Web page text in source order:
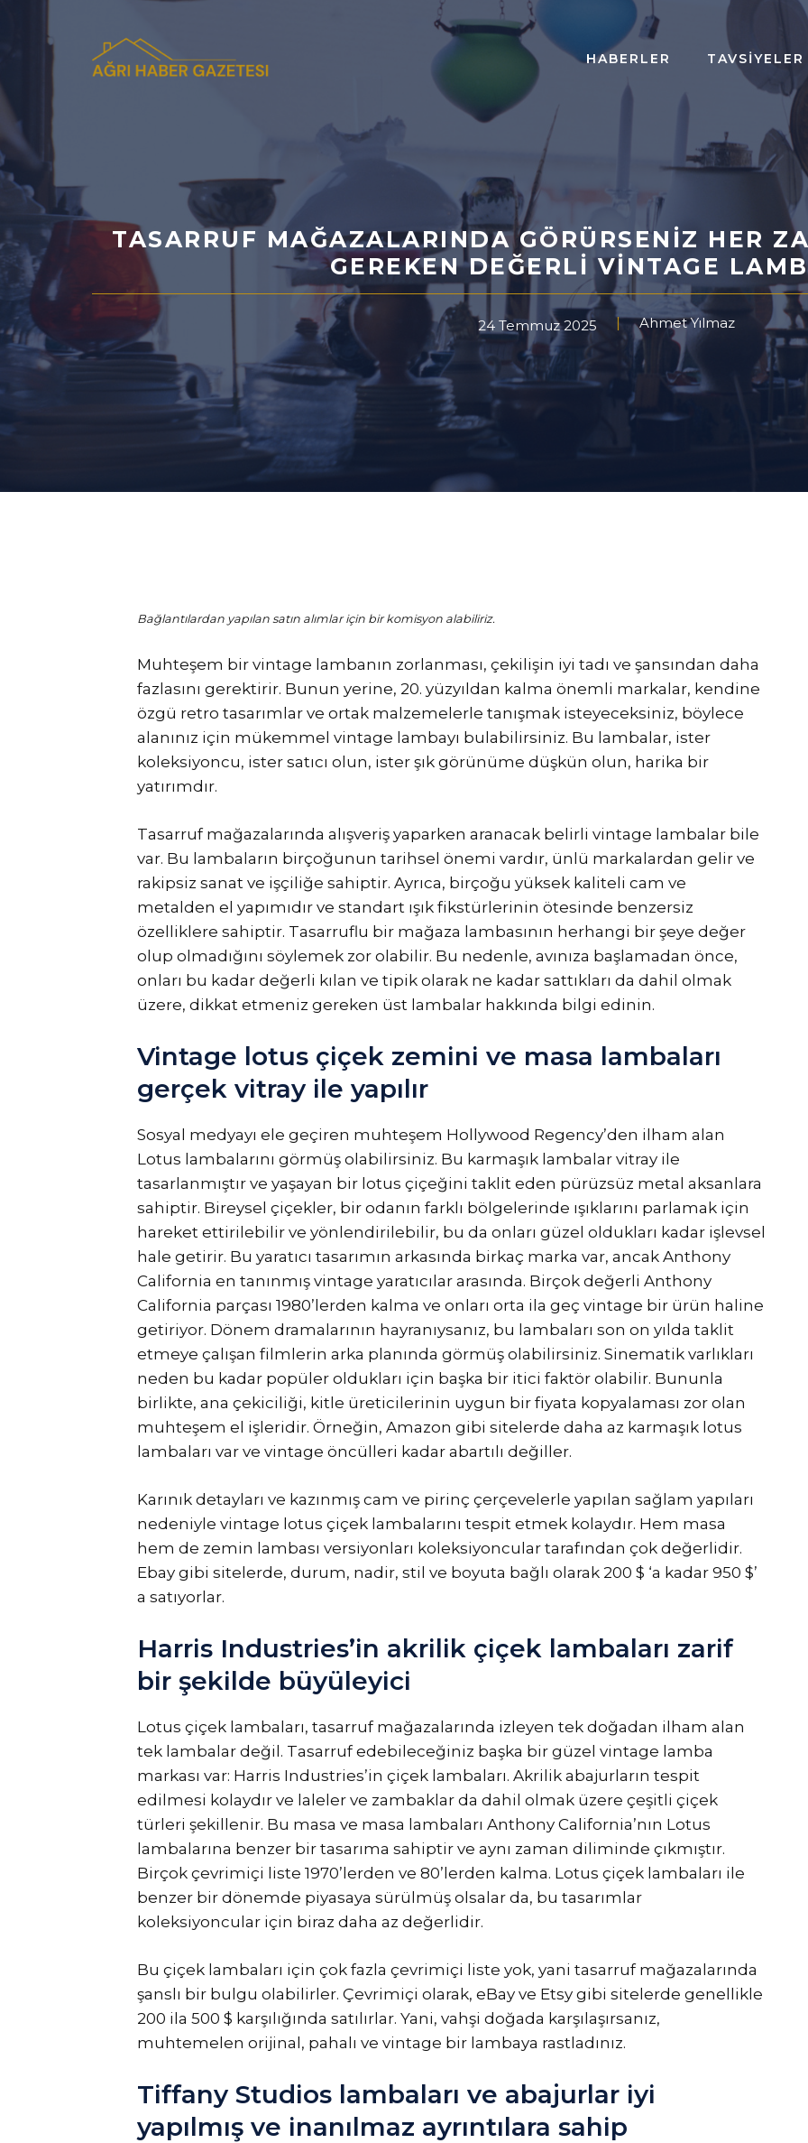
HABERLER TAVSIYELER
TASARRUF MAĞAZALARINDA GÖRÜRSENIZ HER
GEREKEN DEĞERLI VINTAGE
24 Temmuz 2025 Ahmet Yılmaz
Bağlantılardan yapılan satın alımlar için bir komisyon alabiliriz.
Muhteşem bir vintage lambanın zorlanması, çekilişin iyi tadı ve şansından daha
fazlasını gerektirir. Bunun yerine, 20. yüzyıldan kalma önemli markalar, kendine
özgü retro tasarımlar ve ortak malzemelerle tanışmak isteyeceksiniz, böylece
alanınız için mükemmel vintage lambayı bulabilirsiniz. Bu lambalar, ister
koleksiyoncu, ister satıcı olun, ister şık görünüme düşkün olun, harika bir
yatırımdır.
Tasarruf mağazalarında alışveriş yaparken aranacak belirli vintage lambalar bile
var. Bu lambaların birçoğunun tarihsel önemi vardır, ünlü markalardan gelir ve
rakipsiz sanat ve işçiliğe sahiptir. Ayrıca, birçoğu yüksek kaliteli cam ve
metalden el yapımıdır ve standart ışık fikstürlerinin ötesinde benzersiz
özelliklere sahiptir. Tasarruflu bir mağaza lambasının herhangi bir şeye değer
olup olmadığını söylemek zor olabilir. Bu nedenle, avınıza başlamadan önce,
onları bu kadar değerli kılan ve tipik olarak ne kadar sattıkları da dahil olmak
üzere, dikkat etmeniz gereken üst lambalar hakkında bilgi edinin.
Vintage lotus çiçek zemini ve masa lambaları
gerçek vitray ile yapılır
Sosyal medyayı ele geçiren muhteşem Hollywood Regency’den ilham alan
Lotus lambalarını görmüş olabilirsiniz. Bu karmaşık lambalar vitray ile
tasarlanmıştır ve yaşayan bir lotus çiçeğini taklit eden pürüzsüz metal aksanlara
sahiptir. Bireysel çiçekler, bir odanın farklı bölgelerinde ışıklarını parlamak için
hareket ettirilebilir ve yönlendirilebilir, bu da onları güzel oldukları kadar işlevsel
hale getirir. Bu yaratıcı tasarımın arkasında birkaç marka var, ancak Anthony
California en tanınmış vintage yaratıcılar arasında. Birçok değerli Anthony
California parçası 1980’lerden kalma ve onları orta ila geç vintage bir ürün haline
getiriyor. Dönem dramalarının hayranıysanız, bu lambaları son on yılda taklit
etmeye çalışan filmlerin arka planında görmüş olabilirsiniz. Sinematik varlıkları
neden bu kadar popüler oldukları için başka bir itici faktör olabilir. Bununla
birlikte, ana çekiciliği, kitle üreticilerinin uygun bir fiyata kopyalaması zor olan
muhteşem el işleridir. Örneğin, Amazon gibi sitelerde daha az karmaşık lotus
lambaları var ve vintage öncülleri kadar abartılı değiller.
Karınık detayları ve kazınmış cam ve pirinç çerçevelerle yapılan sağlam yapıları
nedeniyle vintage lotus çiçek lambalarını tespit etmek kolaydır. Hem masa
hem de zemin lambası versiyonları koleksiyoncular tarafından çok değerlidir.
Ebay gibi sitelerde, durum, nadir, stil ve boyuta bağlı olarak 200 $ ‘a kadar 950 $’
a satıyorlar.
Harris Industries’in akrilik çiçek lambaları zarif
bir şekilde büyüleyici
Lotus çiçek lambaları, tasarruf mağazalarında izleyen tek doğadan ilham alan
tek lambalar değil. Tasarruf edebileceğiniz başka bir güzel vintage lamba
markası var: Harris Industries’in çiçek lambaları. Akrilik abajurların tespit
edilmesi kolaydır ve laleler ve zambaklar da dahil olmak üzere çeşitli çiçek
türleri şekillenir. Bu masa ve masa lambaları Anthony California’nın Lotus
lambalarına benzer bir tasarıma sahiptir ve aynı zaman diliminde çıkmıştır.
Birçok çevrimiçi liste 1970’lerden ve 80’lerden kalma. Lotus çiçek lambaları ile
benzer bir dönemde piyasaya sürülmüş olsalar da, bu tasarımlar
koleksiyoncular için biraz daha az değerlidir.
Bu çiçek lambaları için çok fazla çevrimiçi liste yok, yani tasarruf mağazalarında
şanslı bir bulgu olabilirler. Çevrimiçi olarak, eBay ve Etsy gibi sitelerde genellikle
200 ila 500 $ karşılığında satılırlar. Yani, vahşi doğada karşılaşırsanız,
muhtemelen orijinal, pahalı ve vintage bir lambaya rastladınız.
Tiffany Studios lambaları ve abajurlar iyi
yapılmış ve inanılmaz ayrıntılara sahip